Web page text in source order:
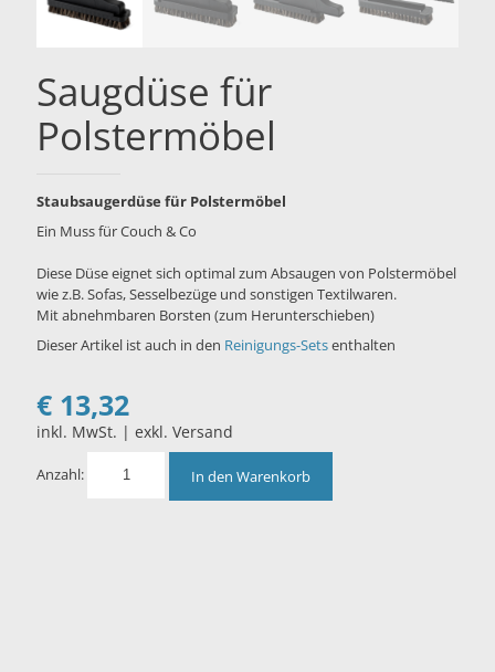
Saugdüse für
Polstermöbel
Staubsaugerdüse für Polstermöbel
Ein Muss für Couch & Co
Diese Düse eignet sich optimal zum Absaugen von Polstermöbel
wie z.B. Sofas, Sesselbezüge und sonstigen Textilwaren.
Mit abnehmbaren Borsten (zum Herunterschieben)
Dieser Artikel ist auch in den Reinigungs-Setsenthalten
€ 13,32
inkl. MwSt. | exkl. Versand
Anzahl: In den Warenkorb